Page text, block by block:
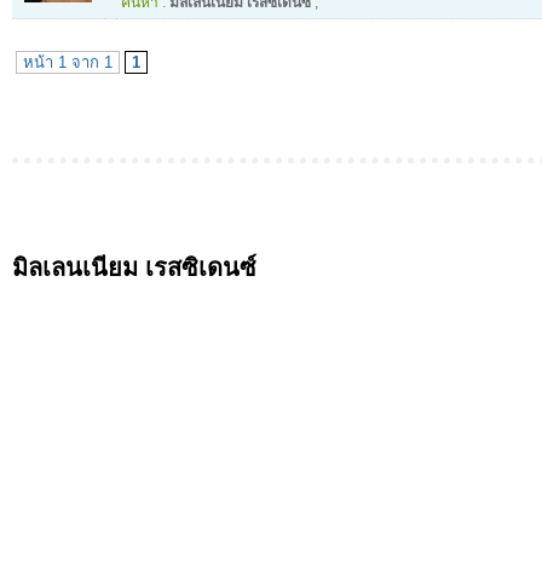
หน้า 1 จาก 1 1
มิลเลนเนียม เรสซิเดนซ์